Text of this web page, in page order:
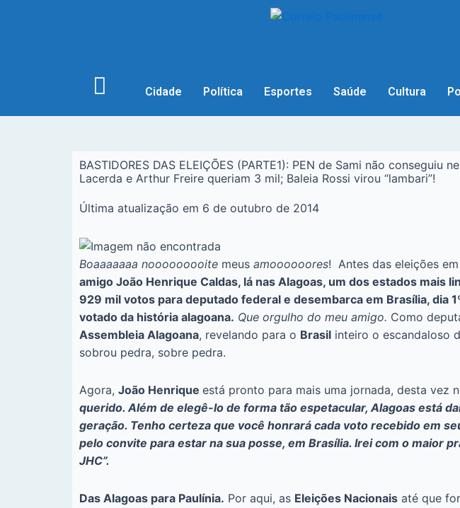
Cidade Política Esportes Saúde Cultura
BASTIDORES DAS ELEIÇÕES (PARTE1): PEN de Sami não
Lacerda e Arthur Freire queriam 3 mil; Baleia Rossi virou “lambari”!
Última atualização em 6 de outubro de 2014
Boaaaaaaa nooooooooite meus amoooooores! Antes das eleições em
amigo João Henrique Caldas, lá nas Alagoas, um dos estados mais
929 mil votos para deputado federal e desembarca em Brasília, dia
votado da história alagoana. Que orgulho do meu amigo. Como
Assembleia Alagoana, revelando para o Brasil inteiro o escandaloso
sobrou pedra, sobre pedra.
Agora, João Henrique está pronto para mais uma jornada, desta vez
querido. Além de elegê-lo de forma tão espetacular, Alagoas está
geração. Tenho certeza que você honrará cada voto recebido em
pelo convite para estar na sua posse, em Brasília. Irei com o maior
JHC”.
Das Alagoas para Paulínia. Por aqui, as Eleições Nacionais até que